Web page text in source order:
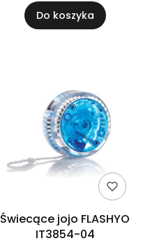
Do koszyka
Świecące jojo FLASHYO
IT3854-04